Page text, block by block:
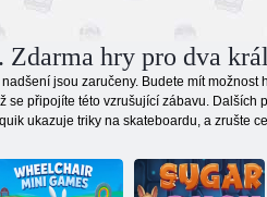
hry pro dva
jsou zaručeny. Budete mít
se připojíte této vzrušující zábavu.
ukazuje triky na skateboardu, a zrušte